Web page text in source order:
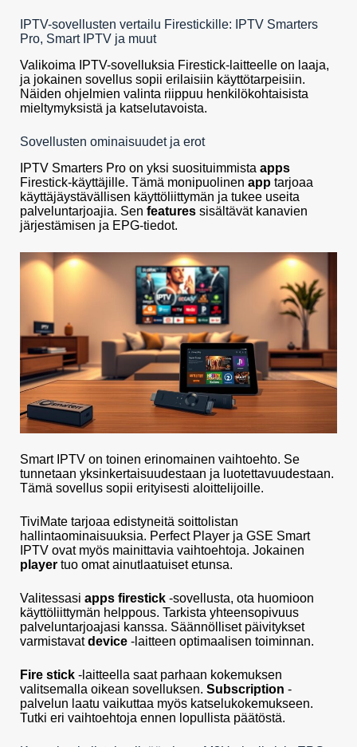
IPTV-sovellusten vertailu Firestickille: IPTV Smarters
Pro, Smart IPTV ja muut
Valikoima IPTV-sovelluksia Firestick-laitteelle on laaja,
ja jokainen sovellus sopii erilaisiin käyttötarpeisiin.
Näiden ohjelmien valinta riippuu henkilökohtaisista
mieltymyksistä ja katselutavoista.
Sovellusten ominaisuudet ja erot
IPTV Smarters Pro on yksi suosituimmista apps
Firestick-käyttäjille. Tämä monipuolinen app tarjoaa
käyttäjäystävällisen käyttöliittymän ja tukee useita
palveluntarjoajia. Sen features sisältävät kanavien
järjestämisen ja EPG-tiedot.
Smart IPTV on toinen erinomainen vaihtoehto. Se
tunnetaan yksinkertaisuudestaan ja luotettavuudestaan.
Tämä sovellus sopii erityisesti aloittelijoille.
TiviMate tarjoaa edistyneitä soittolistan
hallintaominaisuuksia. Perfect Player ja GSE Smart
IPTV ovat myös mainittavia vaihtoehtoja. Jokainen
player tuo omat ainutlaatuiset etunsa.
Valitessasi apps firestick -sovellusta, ota huomioon
käyttöliittymän helppous. Tarkista yhteensopivuus
palveluntarjoajasi kanssa. Säännölliset päivitykset
varmistavatdevice -laitteen optimaalisen toiminnan.
Fire stick -laitteella saat parhaan kokemuksen
valitsemalla oikean sovelluksen. Subscription -
palvelun laatu vaikuttaa myös katselukokemukseen.
Tutki eri vaihtoehtoja ennen lopullista päätöstä.